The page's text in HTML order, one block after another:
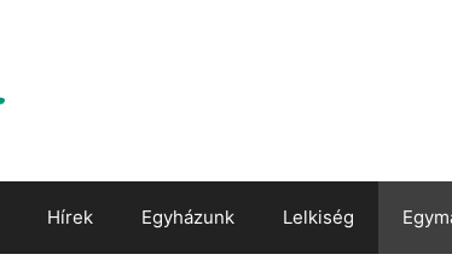
Hírek Egyházunk Lelkiség